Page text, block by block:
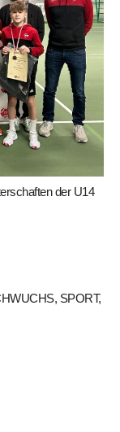
der U14
, SPORT,